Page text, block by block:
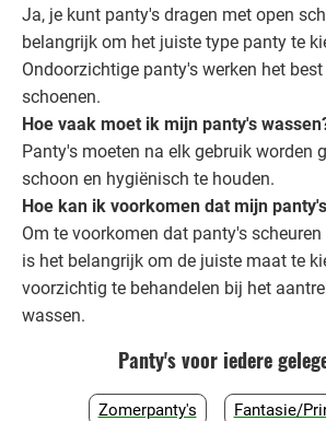
Ja, je kunt panty's dragen met open
belangrijk om het juiste type panty te
Ondoorzichtige panty's werken het
schoenen.
Hoe vaak moet ik mijn panty's
Panty's moeten na elk gebruik worden
schoon en hygiënisch te houden.
Hoe kan ik voorkomen dat mijn
Om te voorkomen dat panty's
is het belangrijk om de juiste maat te
voorzichtig te behandelen bij het
wassen.
Panty's voor iedere
Zomerpanty's Fantasie/